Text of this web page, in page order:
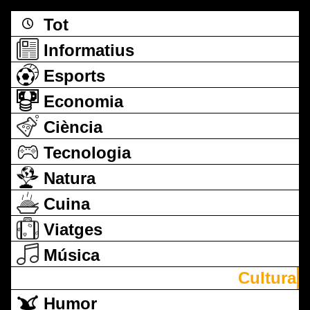
Tot
Informatius
Esports
Economia
Ciència
Tecnologia
Natura
Cuina
Viatges
Música
Cultura
Humor